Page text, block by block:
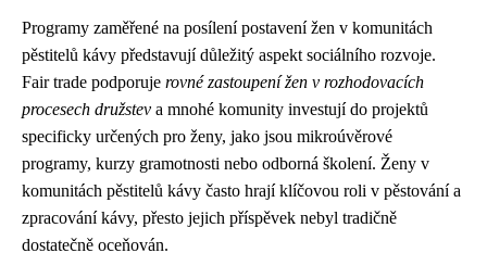
Programy zaměřené na posílení postavení žen v komunitách
pěstitelů kávy představují důležitý aspekt sociálního rozvoje.
Fair trade podporuje rovné zastoupení žen v rozhodovacích
procesech družstev a mnohé komunity investují do projektů
specificky určených pro ženy, jako jsou mikroúvěrové
programy, kurzy gramotnosti nebo odborná školení. Ženy v
komunitách pěstitelů kávy často hrají klíčovou roli v pěstování a
zpracování kávy, přesto jejich příspěvek nebyl tradičně
dostatečně oceňován.